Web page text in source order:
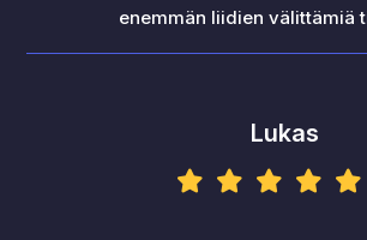
enemmän liidien välittämiä
Lukas